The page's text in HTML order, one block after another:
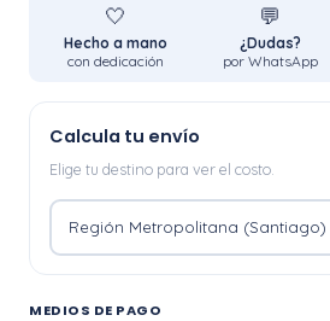
🤍
Hecho a mano
con dedicación
💬
¿Dudas?
por WhatsApp
Calcula tu envío
Elige tu destino para ver el costo.
MEDIOS DE PAGO